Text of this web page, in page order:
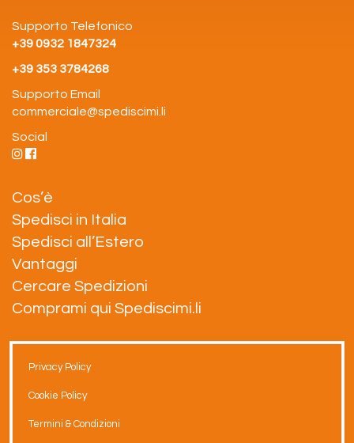
Supporto Telefonico
+39 0932 1847324
+39 353 3784268
Supporto Email
commerciale@spediscimi.li
Social
Cos’è
Spedisci in Italia
Spedisci all’Estero
Vantaggi
Cercare Spedizioni
Comprami qui Spediscimi.li
Privacy Policy
Cookie Policy
Termini & Condizioni